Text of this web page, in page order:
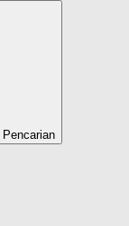
Pencarian